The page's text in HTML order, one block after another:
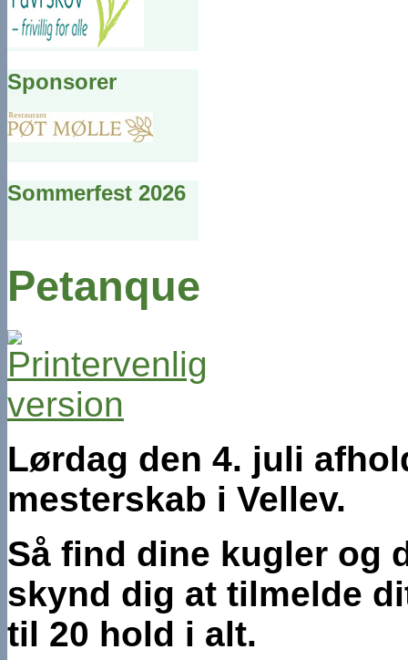
Sponsorer
Sommerfest 2026
Petanque
Lørdag den 4. juli
mesterskab i Vellev.
Så find dine kugler og
skynd dig at tilmelde
til 20 hold i alt.